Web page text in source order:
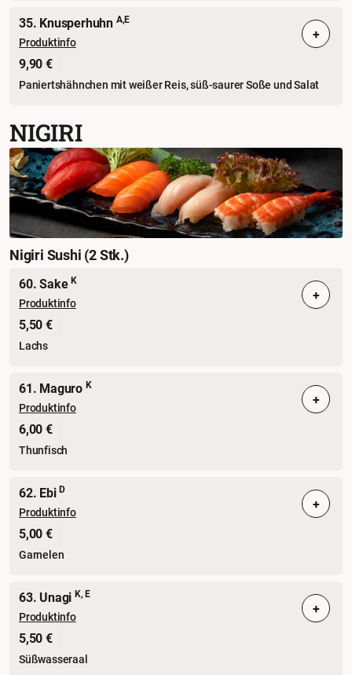
35. Knusperhuhn A,E
Produktinfo
9,90 €
Paniertshähnchen mit weißer Reis, süß-saurer Soße und Salat
+
NIGIRI
Nigiri Sushi (2 Stk.)
60. SakeK
Produktinfo
5,50 €
Lachs
+
61. Maguro K
Produktinfo
6,00 €
Thunfisch
+
62. EbiD
Produktinfo
5,00 €
Garnelen
+
63. Unagi K, E
Produktinfo
5,50 €
Süßwasseraal
+